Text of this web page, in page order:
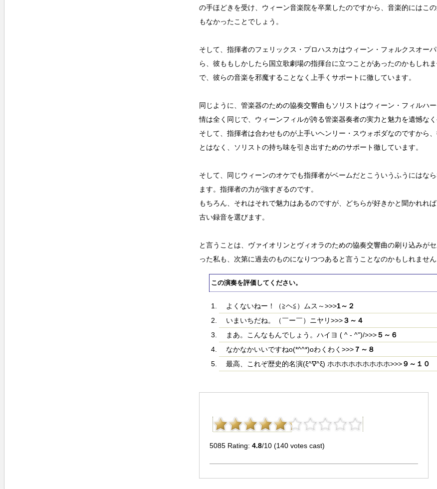
の手ほどきを受け、ウィーン音楽院を卒業したのですから、音楽的にはこ
もなかったことでしょう。
そして、指揮者のフェリックス・プロハスカはウィーン・フォルクスオー
ら、彼ももしかしたら国立歌劇場の指揮台に立つことがあったのかもしれ
で、彼らの音楽を邪魔することなく上手くサポートに徹しています。
同じように、管楽器のための協奏交響曲もソリストはウィーン・フィルハ
情は全く同じで、ウィーンフィルが誇る管楽器奏者の実力と魅力を遺憾なく
そして、指揮者は合わせものが上手いヘンリー・スウォボダなのですから
とはなく、ソリストの持ち味を引き出すためのサポート徹しています。
そして、同じウィーンのオケでも指揮者がベームだとこういうふうにはな
ます。指揮者の力が強すぎるのです。
もちろん、それはそれで魅力はあるのですが、どちらが好きかと聞かれれ
古い録音を選びます。
と言うことは、ヴァイオリンとヴィオラのための協奏交響曲の刷り込みが
った私も、次第に過去のものになりつつあると言うことなのかもしれません
この演奏を評価してください。
よくないねー！（≧ヘ≦）ムス～>>>1～２
いまいちだね。（￣ー￣）ニヤリ>>>３～４
まあ。こんなもんでしょう。ハイヨ ( ^ - ^")/>>>５～６
なかなかいいですねo(*^^*)oわくわく>>>７～８
最高、これぞ歴史的名演(ξ^∇^ξ) ホホホホホホホホホ>>>９～１０
5085 Rating: 4.8/10 (140 votes cast)